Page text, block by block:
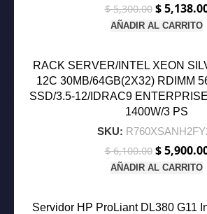
$5,300.00 El
precio
$
$
AÑADIR AL CARRITO
RACK SERVER/INTEL XEON
12C 30MB/64GB(2X32) RDIMM
SSD/3.5-12/IDRAC9
1400W/3 PS
SKU:
$6,100.00 El
precio
$
$
AÑADIR AL CARRITO
Servidor HP ProLiant DL380 G11